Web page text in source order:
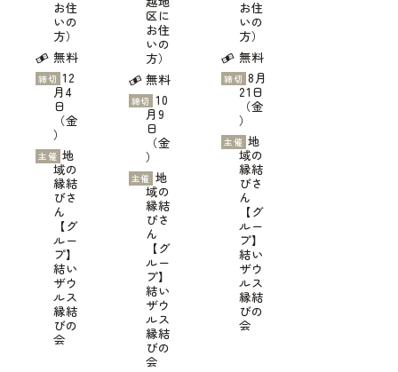
お住
いの
方）
無料
締切 12
月4
日
（金
）
主催 地
域の
縁結
びさ
ん
【グ
ルー
プ】
結い
ザウ
ルス
縁結
びの
会
区に
お住
いの
方）
無料
締切 10
月9
日
（金
）
主催 地
域の
縁結
びさ
ん
【グ
ルー
プ】
結い
ザウ
ルス
縁結
びの
会
お住
いの
方）
無料
締切 8月
21日
（金
）
主催 地
域の
縁結
びさ
ん
【グ
ルー
プ】
結い
ザウ
ルス
縁結
びの
会